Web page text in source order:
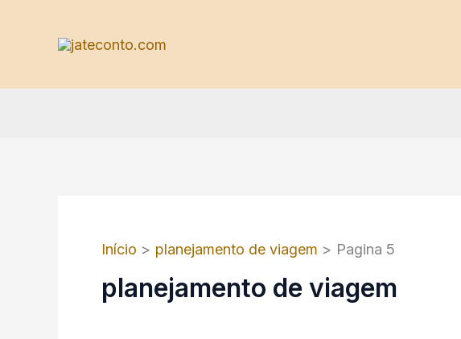
Início planejamento de viagem Pagina 5
planejamento de viagem